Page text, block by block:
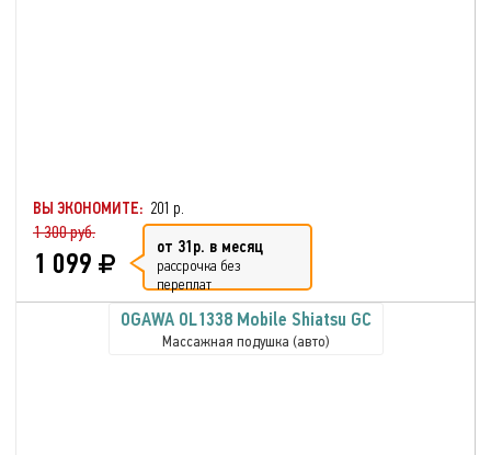
ВЫ ЭКОНОМИТЕ: 201 р.
1 300 руб.
1 099 от 31р. в месяц
рассрочка без
переплат
OGAWA OL1338 Mobile Shiatsu GC
Массажная подушка (авто)